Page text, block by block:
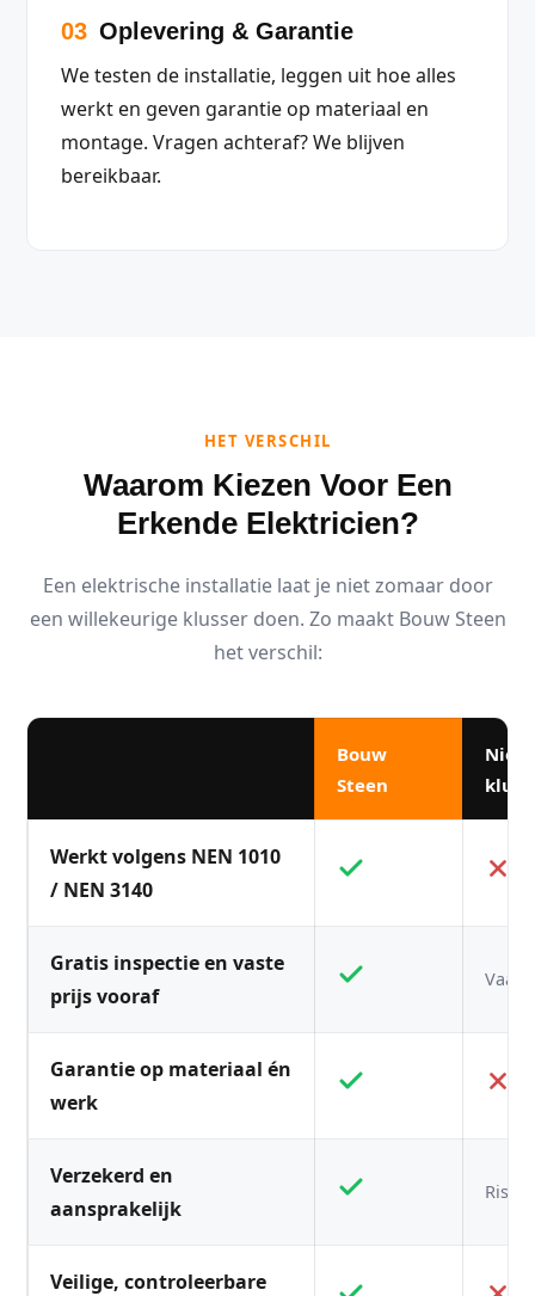
03 Oplevering & Garantie
We testen de installatie, leggen uit hoe alles
werkt en geven garantie op materiaal en
montage. Vragen achteraf? We blijven
bereikbaar.
HET VERSCHIL
Waarom Kiezen Voor Een
Erkende Elektricien?
Een elektrische installatie laat je niet zomaar door
een willekeurige klusser doen. Zo maakt Bouw Steen
het verschil:
Bouw
Steen
Niet-
Werkt volgens NEN 1010
/ NEN 3140
Gratis inspectie en vaste
prijs vooraf
Vaak
Garantie op materiaal én
werk
Verzekerd en
aansprakelijk
Veilige, controleerbare